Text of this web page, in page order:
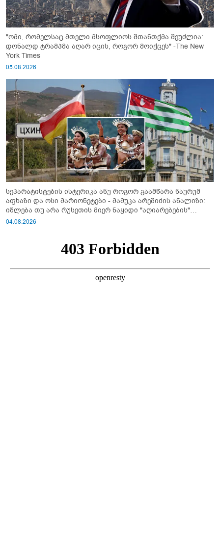
"ომი, რომელსაც მთელი მსოფლიოს შთანთქმა შეუძლია:
დონალდ ტრამპმა აღარ იცის, როგორ მოიქცეს" -The New
York Times
05.08.2026
სეპარატისტების ისტერიკა ანუ როგორ გაამწარა ნაურუმ
აფხაზი და ოსი მარიონეტები - მამუკა არეშიძის ანალიზი:
იშლება თუ არა რუსეთის მიერ ნაყიდი "აღიარებების"
სისტემა?!
04.08.2026